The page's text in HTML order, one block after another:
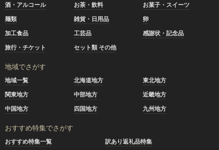
酒・アルコール
お茶・飲料
お菓子・スイーツ
麺類
雑貨・日用品
卵
加工食品
工芸品
感謝状・記念品
旅行・チケット
セット類 その他
地域でさがす
地域一覧 北海道地方
東北地方
関東地方
中部地方
近畿地方
中国地方
四国地方 九州地方
おすすめ特集でさがす
おすすめ特集一覧
訳あり返礼品特集